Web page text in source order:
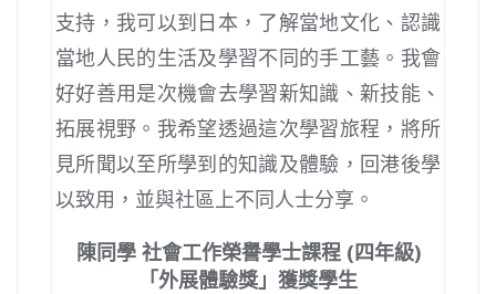
支持，我可以到日本，了解當地文化、認識
當地人民的生活及學習不同的手工藝。我會
好好善用是次機會去學習新知識、新技能、
拓展視野。我希望透過這次學習旅程，將所
見所聞以至所學到的知識及體驗，回港後學
以致用，並與社區上不同人士分享。
陳同學 社會工作榮譽學士課程 (四年級)
「外展體驗獎」獲獎學生